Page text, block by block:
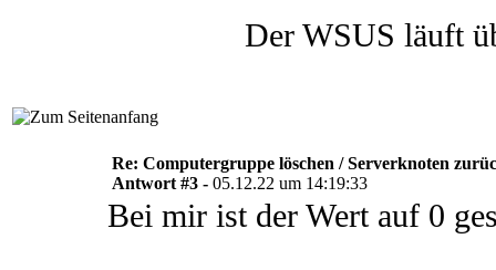
Der WSUS läuft
Re: Computergruppe löschen / Serverknoten
Antwort #3 - 05.12.22 um 14:19:33
Bei mir ist der Wert auf 0